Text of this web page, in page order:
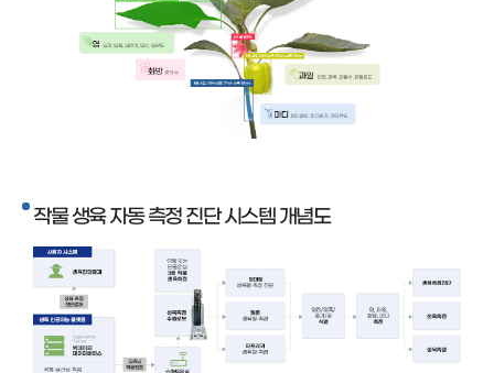
작물 생육 자동 측정 진단 시스템 개념도